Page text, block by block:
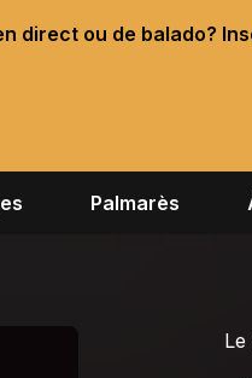
direct ou de balado?
Palmarès